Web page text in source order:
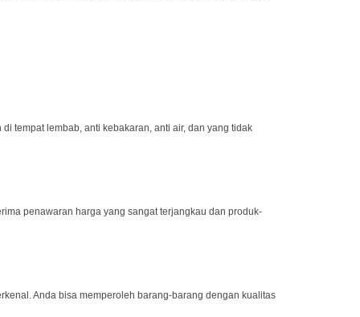
tempat lembab, anti kebakaran, anti air, dan yang tidak
penawaran harga yang sangat terjangkau dan produk-
Anda bisa memperoleh barang-barang dengan kualitas